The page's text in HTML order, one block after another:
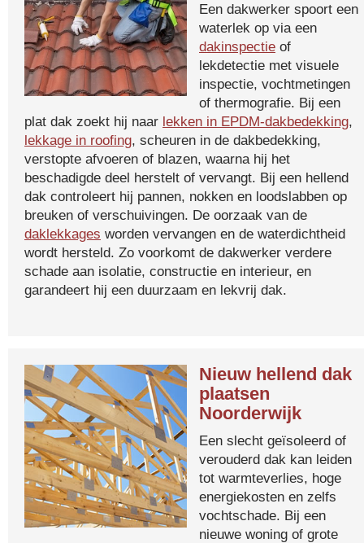
Een dakwerker spoort een
waterlek op via een
dakinspectie of
lekdetectie met visuele
inspectie, vochtmetingen
of thermografie. Bij een
plat dak zoekt hij naar lekken in EPDM-dakbedekking,
lekkage in roofing, scheuren in de dakbedekking,
verstopte afvoeren of blazen, waarna hij het
beschadigde deel herstelt of vervangt. Bij een hellend
dak controleert hij pannen, nokken en loodslabben op
breuken of verschuivingen. De oorzaak van de
daklekkages worden vervangen en de waterdichtheid
wordt hersteld. Zo voorkomt de dakwerker verdere
schade aan isolatie, constructie en interieur, en
garandeert hij een duurzaam en lekvrij dak.
Nieuw hellend dak
plaatsen
Noorderwijk
Een slecht geïsoleerd of
verouderd dak kan leiden
tot warmteverlies, hoge
energiekosten en zelfs
vochtschade. Bij een
nieuwe woning of grote